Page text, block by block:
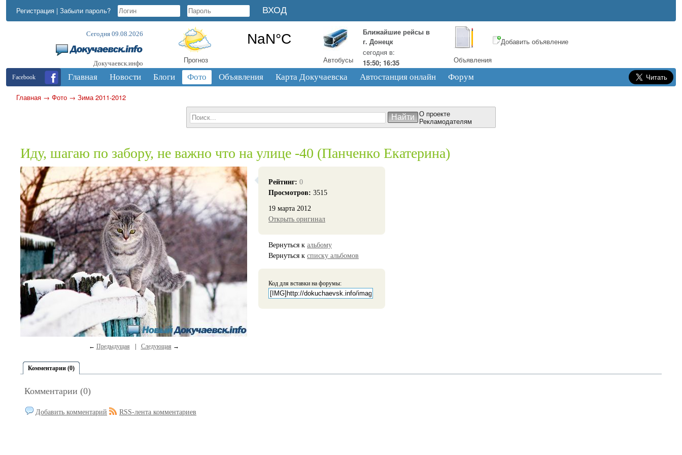
Регистрация | Забыли пароль?
Сегодня 09.08.2026
Докучаевск.инфо Прогноз Автобусы
Ближайшие рейсы в
г. Донецк
сегодня в:
15:50; 16:35
Объявления
Добавить объявление
Facebook Главная Новости Блоги Фото Объявления Карта Докучаевска Автостанция онлайн Форум
Главная → Фото → Зима 2011-2012
О проекте
Рекламодателям
Иду, шагаю по забору, не важно что на улице -40 (Панченко Екатерина)
← Предыдущая Следующая →
Рейтинг: 0
Просмотров: 3515
19 марта 2012
Открыть оригинал
Вернуться к альбому
Вернуться к списку альбомов
Код для вставки на форумы:
Комментарии (0)
Комментарии (0)
Добавить комментарий RSS-лента комментариев